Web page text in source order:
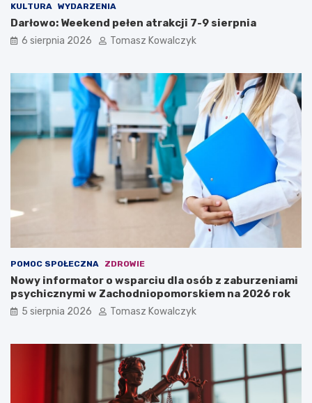
KULTURA WYDARZENIA
Darłowo: Weekend pełen atrakcji 7-9 sierpnia
6 sierpnia 2026 Tomasz Kowalczyk
POMOC SPOŁECZNA ZDROWIE
Nowy informator o wsparciu dla osób z zaburzeniami
psychicznymi w Zachodniopomorskiem na 2026 rok
5 sierpnia 2026 Tomasz Kowalczyk